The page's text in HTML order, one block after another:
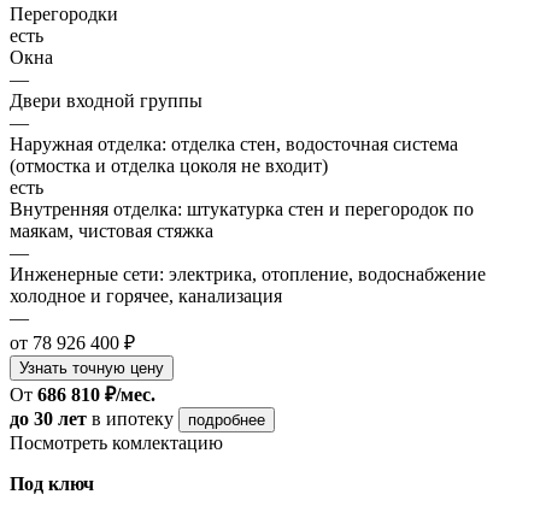
Перегородки
есть
Окна
—
Двери входной группы
—
Наружная отделка: отделка стен, водосточная система
(отмостка и отделка цоколя не входит)
есть
Внутренняя отделка: штукатурка стен и перегородок по
маякам, чистовая стяжка
—
Инженерные сети: электрика, отопление, водоснабжение
холодное и горячее, канализация
—
от 78 926 400 ₽
Узнать точную цену
От 686 810 ₽/мес.
до 30 лет в ипотеку подробнее
Посмотреть комлектацию
Под ключ